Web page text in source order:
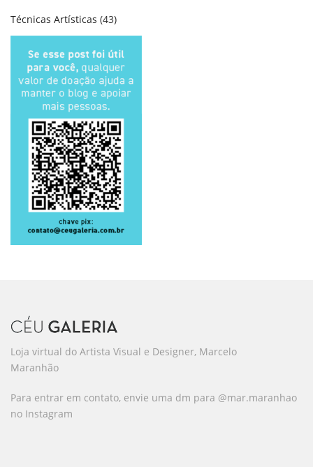
Técnicas Artísticas (43)
Loja virtual do Artista Visual e Designer, Marcelo
Maranhão
Para entrar em contato, envie uma dm para @mar.maranhao
no Instagram